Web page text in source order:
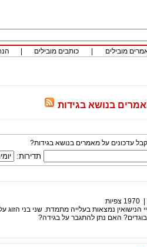
מובילים כותבים מובילים
בנושא בגידות
עדכונים על מאמרים בנושא בגידות?
תדירות:
1970 צפיות
הנישואין נמצאות בעלייה מתמדת. שני בני הזוג
האם נתן להתגבר על בגידה?